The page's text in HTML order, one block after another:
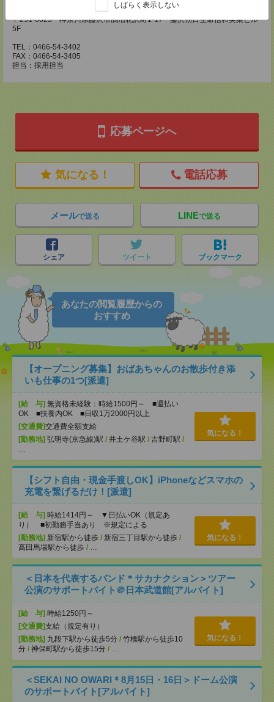
しばらく表示しない
〒251-0023 神奈川県藤沢市鵠沼花沢町1-17 藤沢朝日生命信和実業ビル
5F
TEL：0466-54-3402
FAX：0466-54-3405
担当：採用担当
応募ページへ
気になる！ 電話応募
メールで送る LINEで送る
シェア ツイート ブックマーク
あなたの閲覧履歴からの
おすすめ
【オープニング募集】おばあちゃんのお散歩付き添
いも仕事の1つ[派遣]
[給 与] 無資格未経験：時給1500円～ ■週払い
OK ■扶養内OK ■日収1万2000円以上
[交通費]交通費全額支給
[勤務地] 弘明寺(京急線)駅 / 井土ケ谷駅 / 吉野町駅 /
…
気になる！
【シフト自由・現金手渡しOK】iPhoneなどスマホの
充電を繋げるだけ！[派遣]
[給 与] 時給1414円～ ▼日払いOK（規定あ
り） ■初勤務手当あり ※規定による
[勤務地] 新宿駅から徒歩 / 新宿三丁目駅から徒歩 /
高田馬場駅から徒歩 / …
気になる！
＜日本を代表するバンド＊サカナクション＞ツアー
公演のサポートバイト＠日本武道館[アルバイト]
[給 与] 時給1250円～
[交通費]支給（規定有り）
[勤務地] 九段下駅から徒歩5分 / 竹橋駅から徒歩10
分 / 神保町駅から徒歩15分 / …
気になる！
＜SEKAI NO OWARI＊8月15日・16日＞ドーム公演
のサポートバイト[アルバイト]